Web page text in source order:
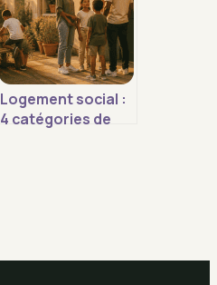
Logement social :
4 catégories de